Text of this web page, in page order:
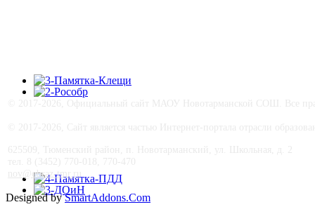
nov@obraz-tmr.ru
Designed bySmartAddons.Com